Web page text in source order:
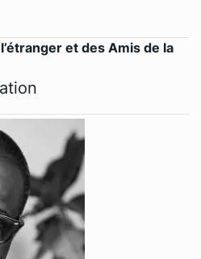
et des Amis de la